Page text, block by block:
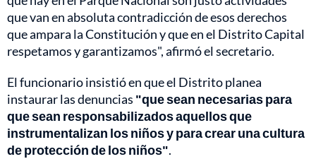
que van en absoluta contradicción de esos derechos
que ampara la Constitución y que en el Distrito Capital
respetamos y garantizamos", afirmó el secretario.
El funcionario insistió en que el Distrito planea
instaurar las denuncias "que sean necesarias para
que sean responsabilizados aquellos que
instrumentalizan los niños y para crear una cultura
de protección de los niños".